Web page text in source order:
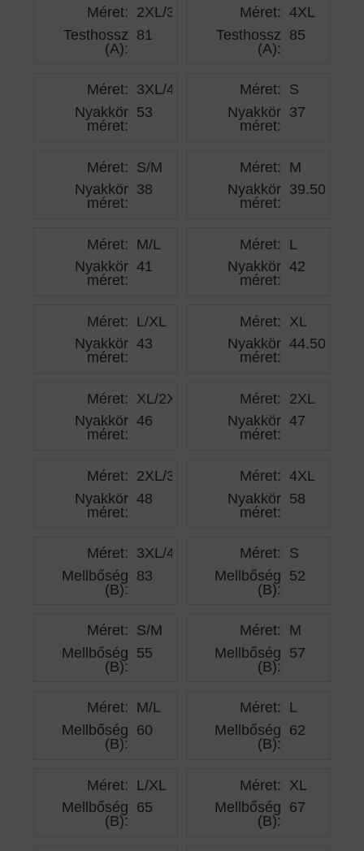
Méret: 2XL/3XL
Testhossz
(A):
81
Méret: 4XL
Testhossz
(A):
85
Méret: 3XL/4XL
Nyakkör
méret:
53
Méret: S
Nyakkör
méret:
37
Méret: S/M
Nyakkör
méret:
38
Méret: M
Nyakkör
méret:
39.50
Méret: M/L
Nyakkör
méret:
41
Méret: L
Nyakkör
méret:
42
Méret: L/XL
Nyakkör
méret:
43
Méret: XL
Nyakkör
méret:
44.50
Méret: XL/2XL
Nyakkör
méret:
46
Méret: 2XL
Nyakkör
méret:
47
Méret: 2XL/3XL
Nyakkör
méret:
48
Méret: 4XL
Nyakkör
méret:
58
Méret: 3XL/4XL
Mellbőség
(B):
83
Méret: S
Mellbőség
(B):
52
Méret: S/M
Mellbőség
(B):
55
Méret: M
Mellbőség
(B):
57
Méret: M/L
Mellbőség
(B):
60
Méret: L
Mellbőség
(B):
62
Méret: L/XL
Mellbőség
(B):
65
Méret: XL
Mellbőség
(B):
67